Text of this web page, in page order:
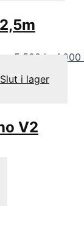
5,500 kr. 4,000
Slut i lager
V2